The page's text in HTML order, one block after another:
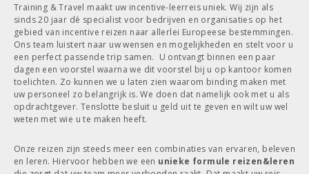
Training & Travel maakt uw incentive-leerreis uniek. Wij zijn als
sinds 20 jaar dè specialist voor bedrijven en organisaties op het
gebied van incentive reizen naar allerlei Europeese bestemmingen.
Ons team luistert naar uw wensen en mogelijkheden en stelt voor u
een perfect passende trip samen. U ontvangt binnen een paar
dagen een voorstel waarna we dit voorstel bij u op kantoor komen
toelichten. Zo kunnen we u laten zien waarom binding maken met
uw personeel zo belangrijk is. We doen dat namelijk ook met u als
opdrachtgever. Tenslotte besluit u geld uit te geven en wilt uw wel
weten met wie u te maken heeft.
Onze reizen zijn steeds meer een combinaties van ervaren, beleven
en leren. Hiervoor hebben we een unieke formule reizen&leren